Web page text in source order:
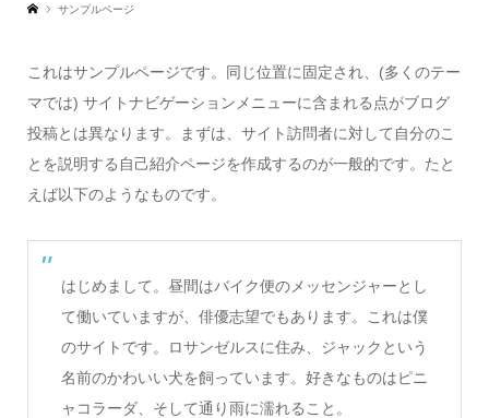
サンプルページ
これはサンプルページです。同じ位置に固定され、(多くのテー
マでは) サイトナビゲーションメニューに含まれる点がブログ
投稿とは異なります。まずは、サイト訪問者に対して自分のこ
とを説明する自己紹介ページを作成するのが一般的です。たと
えば以下のようなものです。
はじめまして。昼間はバイク便のメッセンジャーとし
て働いていますが、俳優志望でもあります。これは僕
のサイトです。ロサンゼルスに住み、ジャックという
名前のかわいい犬を飼っています。好きなものはピニ
ャコラーダ、そして通り雨に濡れること。